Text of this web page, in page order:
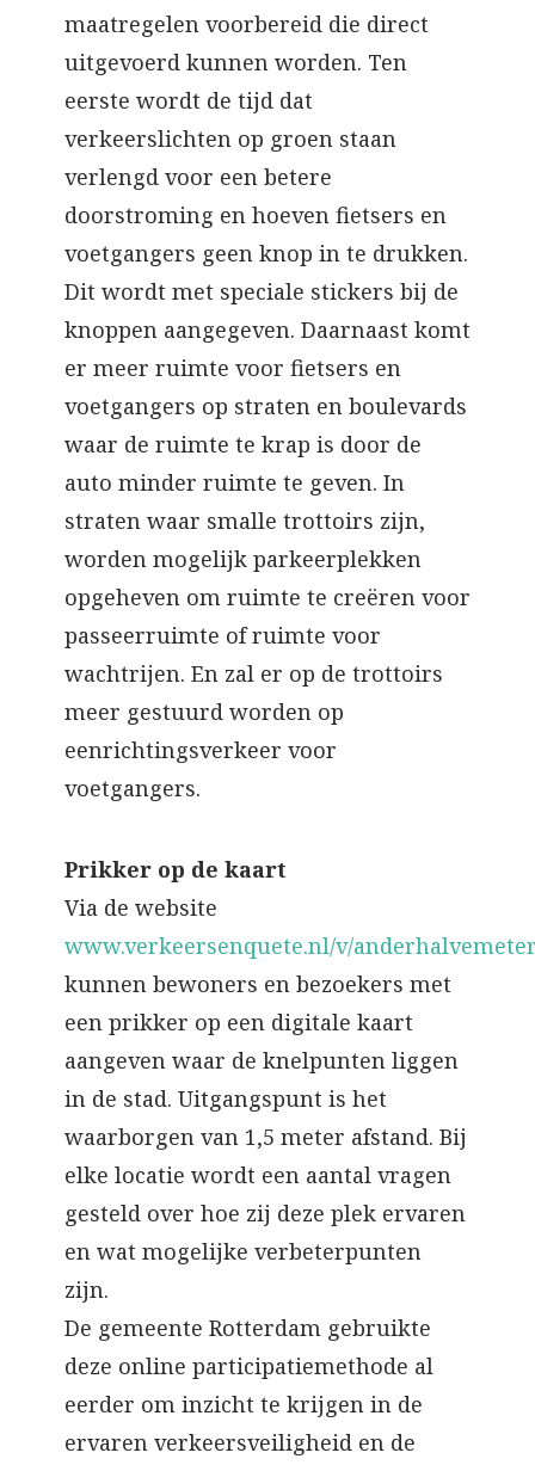
maatregelen voorbereid die direct
uitgevoerd kunnen worden. Ten
eerste wordt de tijd dat
verkeerslichten op groen staan
verlengd voor een betere
doorstroming en hoeven fietsers en
voetgangers geen knop in te drukken.
Dit wordt met speciale stickers bij de
knoppen aangegeven. Daarnaast komt
er meer ruimte voor fietsers en
voetgangers op straten en boulevards
waar de ruimte te krap is door de
auto minder ruimte te geven. In
straten waar smalle trottoirs zijn,
worden mogelijk parkeerplekken
opgeheven om ruimte te creëren voor
passeerruimte of ruimte voor
wachtrijen. En zal er op de trottoirs
meer gestuurd worden op
eenrichtingsverkeer voor
voetgangers.
Prikker op de kaart
Via de website
www.verkeersenquete.nl/v/
kunnen bewoners en bezoekers met
een prikker op een digitale kaart
aangeven waar de knelpunten liggen
in de stad. Uitgangspunt is het
waarborgen van 1,5 meter afstand. Bij
elke locatie wordt een aantal vragen
gesteld over hoe zij deze plek ervaren
en wat mogelijke verbeterpunten
zijn.
De gemeente Rotterdam gebruikte
deze online participatiemethode al
eerder om inzicht te krijgen in de
ervaren verkeersveiligheid en de